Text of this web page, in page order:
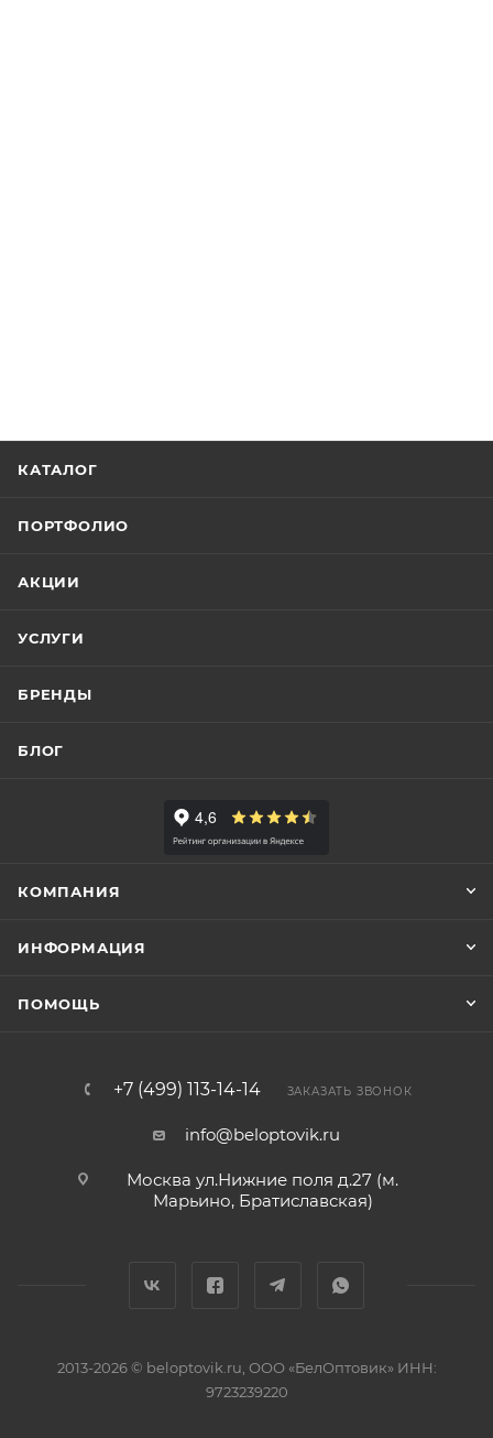
КАТАЛОГ
ПОРТФОЛИО
АКЦИИ
УСЛУГИ
БРЕНДЫ
БЛОГ
КОМПАНИЯ
ИНФОРМАЦИЯ
ПОМОЩЬ
+7 (499) 113-14-14 ЗАКАЗАТЬ ЗВОНОК
info@beloptovik.ru
Москва ул.Нижние поля д.27 (м.
Марьино, Братиславская)
2013-2026 © beloptovik.ru, ООО «БелОптовик» ИНН:
9723239220